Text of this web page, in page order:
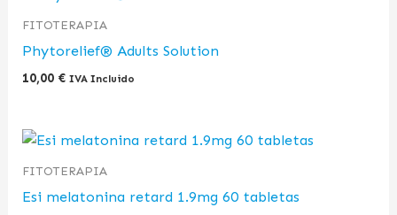
FITOTERAPIA
Phytorelief® Adults Solution
10,00 € IVA Incluido
FITOTERAPIA
Esi melatonina retard 1.9mg 60 tabletas